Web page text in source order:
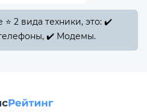
2 вида техники, это: ✔️
✔️ Модемы.